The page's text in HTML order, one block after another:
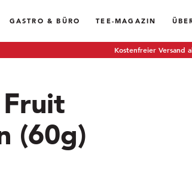
GASTRO & BÜRO TEE-MAGAZIN
Kostenfreier Versand
(60g)